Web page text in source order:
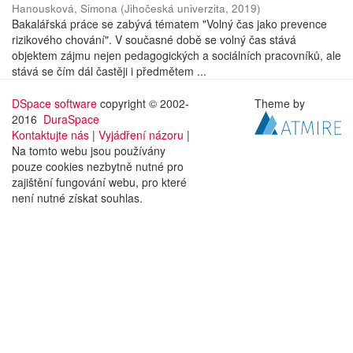
Hanousková, Simona (Jihočeská univerzita, 2019)
Bakalářská práce se zabývá tématem "Volný čas jako prevence
rizikového chování". V současné době se volný čas stává
objektem zájmu nejen pedagogických a sociálních pracovníků, ale
stává se čím dál častěji i předmětem ...
DSpace software copyright © 2002-
2016 DuraSpace
Kontaktujte nás | Vyjádření názoru |
Na tomto webu jsou používány
pouze cookies nezbytně nutné pro
zajištění fungování webu, pro které
není nutné získat souhlas.
Theme by